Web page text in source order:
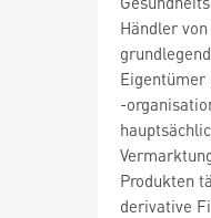
Händler
Eigentümer
-
Produkten
derivative